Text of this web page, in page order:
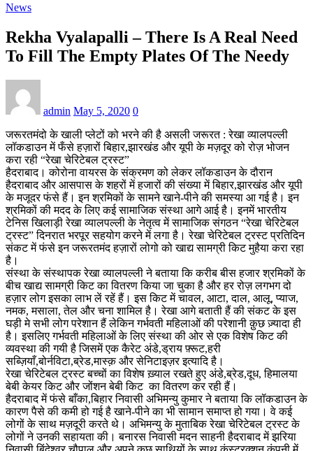
News
Rekha Vyalapalli – There Is A Real Need
To Fill The Empty Plates Of The Needy
admin May 5, 2020 0
जरूरतमंदो के खाली प्लेटों को भरने की है असली जरूरत : रेखा व्यालपल्ली
लॉकडाउन में फँसे हज़ारों बिहार,झारखंड और यूपी के मज़दूर को रोज़ भोजन
करा रही “रेखा चेरिटेबल ट्रस्ट”
हैदराबाद। कोरोना वायरस के संक्रमण को लेकर लॉकडाउन के दौरान
हैदराबाद और आसपास के शहरों में हजारों की संख्या में बिहार,झारखंड और यूपी
के मजूदर फंसे हैं। इन श्रमिकों के सामने खाने-पीने की समस्या आ गई है। इन
श्रमिकों की मदद के लिए कई सामाजिक संस्था आगे आई है। इनमें भारतीय
टेनिस खिलाड़ी रेखा व्यालपल्ली के नेतृत्व में सामाजिक संगठन “रेखा चेरिटेबल
ट्रस्ट” दिनरात भरपूर सहयोग करने में लगा है। रेखा चेरिटेबल ट्रस्ट प्रतिदिन
संकट में फंसे इन जरूरतमंद हज़ारों लोगो को खाद्य सामग्री किट मुहैया करा रहा
है।
संस्था के संस्थापक रेखा व्यालपल्ली ने बताया कि करीब बीस हजार श्रमिकों के
बीच खाद्य सामग्री किट का वितरण किया जा चुका है और हर रोज़ लगभग दो
हज़ार लोग इसका लाभ लें रहें हैं। इस किट में चावल, आटा, दाल, आलू, प्याज,
नमक, मसाला, तेल और चना शामिल है। रेखा आगे बताती हैं की संकट के इस
घड़ी मे सभी लोग परेशान हैं लेकिन गर्भवती महिलाओं की परेशानी क़ुछ ज़्यादा ही
है। इसलिए गर्भवती महिलाओं के लिए संस्था की ओर से एक विशेष किट की
व्यवस्था की गयी है जिसमें एक कैरेट अंडे,ड्राय फ़्रूट,हरी
सब्ज़ियाँ,बोर्नविटा,ब्रेड,मास्क़ और सेनिटाइज़र इत्यादि है।
रेखा चेरिटेबल ट्रस्ट बच्चों का विशेष ख़्याल रखते हुए अंडे,ब्रेड,दूध, हिमालया
बेबी केयर किट और जोंशन बेबी किट का वितरण कर रही हैं।
हैदराबाद में फंसे बाँका,बिहार निवासी अभिमन्यु कुमार ने बताया कि लॉकडाउन के
कारण पैसे की कमी हो गई है खाने-पीने का भी सामान समाप्त हो गया। वे कई
लोगों के साथ मज़दूरी करते थे। अभिमन्यु के मुताबिक रेखा चेरिटेबल ट्रस्ट के
लोगों ने उनकी सहायता की। बनारस निवासी मदन साहनी हैदराबाद में झरिया